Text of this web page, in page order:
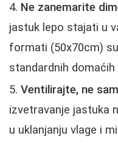
Ne zanemarite
jastuk lepo stajati u
formati (50x70cm)
standardnih domaćih
Ventilirajte, ne
izvetravanje jastuka
u uklanjanju vlage i